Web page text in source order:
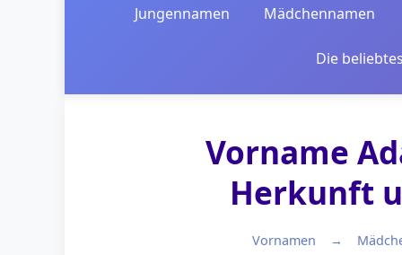
Jungennamen Mädchennamen
Die
Vorname
Herkunft
Vornamen